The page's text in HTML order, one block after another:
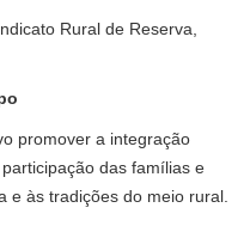
Rural de Reserva,
promover a integração
das famílias e
e às tradições do meio rural.